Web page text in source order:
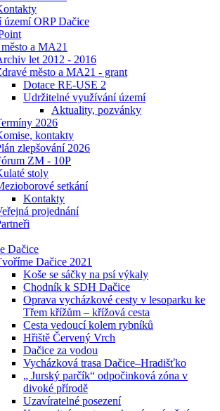
území ORP Dačice
a MA21
let 2012 - 2016
město a MA21 - grant
Dotace RE-USE 2
Udržitelné využívání území
Aktuality, pozvánky
2026
kontakty
zlepšování 2026
ZM - 10P
stoly
setkání
Kontakty
projednání
Dačice
Dačice 2021
Koše se sáčky na psí výkaly
Chodník k SDH Dačice
Oprava vycházkové cesty v lesoparku ke
Třem křížům – křížová cesta
Cesta vedoucí kolem rybníků
Hřiště Červený Vrch
Dačice za vodou
Vycházková trasa Dačice–Hradišťko
„ Jurský parčík“ odpočinková zóna v
divoké přírodě
Uzavíratelné posezení